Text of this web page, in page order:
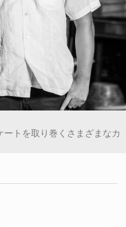
トを取り巻くさまざまなカ